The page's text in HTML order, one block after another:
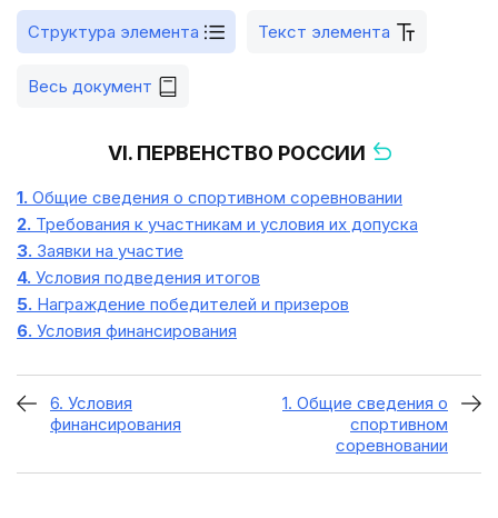
Структура элемента Текст элемента
Весь документ
VI. ПЕРВЕНСТВО РОССИИ
1. Общие сведения о спортивном соревновании
2. Требования к участникам и условия их допуска
3. Заявки на участие
4. Условия подведения итогов
5. Награждение победителей и призеров
6. Условия финансирования
6. Условия
финансирования
1. Общие сведения о
спортивном
соревновании